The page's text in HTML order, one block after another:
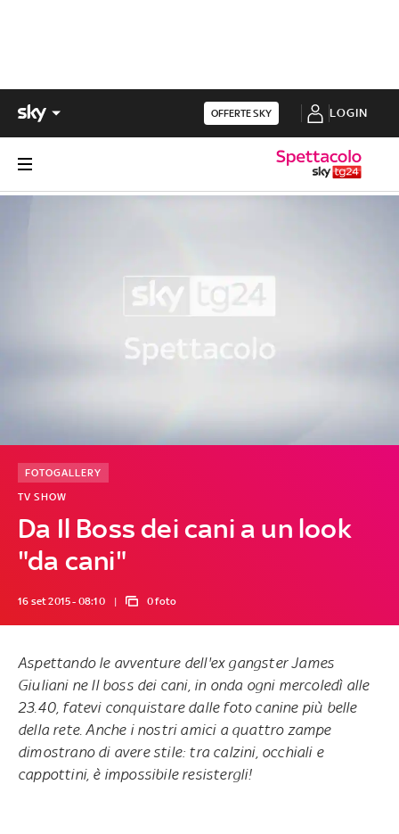
OFFERTE SKY LOGIN
Da Il Boss dei cani a un look
"da cani"
TV SHOW
FOTOGALLERY
16 set 2015 - 08:10 0 foto
Aspettando le avventure dell'ex gangster James
Giuliani ne Il boss dei cani, in onda ogni mercoledì alle
23.40, fatevi conquistare dalle foto canine più belle
della rete. Anche i nostri amici a quattro zampe
dimostrano di avere stile: tra calzini, occhiali e
cappottini, è impossibile resistergli!